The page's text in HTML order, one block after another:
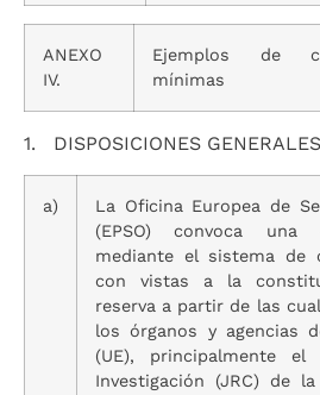
ANEXO
IV.
Ejemplos de
mínimas
1. DISPOSICIONES GENERALES
a)
La Oficina Europea de
(EPSO) convoca una
mediante el sistema de
con vistas a la
reserva a partir de las
los órganos y agencias
(UE), principalmente
Investigación (JRC) de